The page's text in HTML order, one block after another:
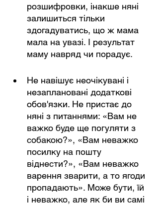
розшифровки, інакше няні
залишиться тільки
здогадуватись, що ж мама
мала на увазі. І результат
маму навряд чи порадує.
Не навішує неочікувані і
незаплановані додаткові
обов'язки. Не пристає до
няні з питаннями: «Вам не
важко буде ще погуляти з
собакою?», «Вам неважко
посилку на пошту
віднести?», «Вам неважко
варення зварити, а то ягоди
пропадають». Може бути, їй
і неважко, але як би ви самі